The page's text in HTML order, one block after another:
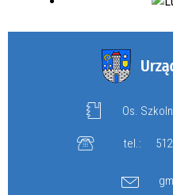
Os.
tel.: